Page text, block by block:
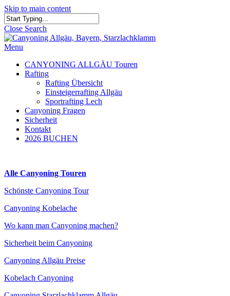
Skip to main content
Close Search
Menu
CANYONING ALLGÄU Touren
Rafting
Rafting Übersicht
Einsteigerrafting Allgäu
Sportrafting Lech
Canyoning Fragen
Sicherheit
Kontakt
2026 BUCHEN
Alle Canyoning Touren
Schönste Canyoning Tour
Canyoning Kobelache
Wo kann man Canyoning machen?
Sicherheit beim Canyoning
Canyoning Allgäu Preise
Kobelach Canyoning